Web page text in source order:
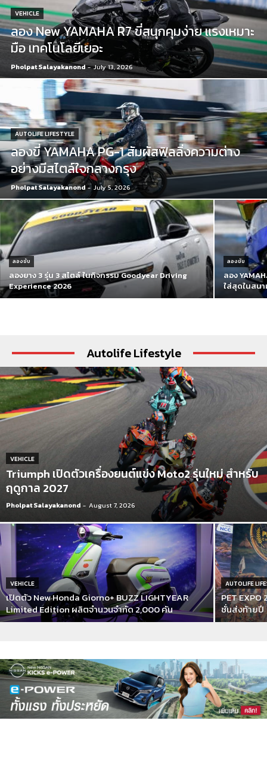
VEHICLE
ลอง New YAMAHA R7 ขี่สนุกคุมง่าย แรงเหมาะ
มือ เทคโนโลยีเยอะ
Pholpat Salayakanond - July 13, 2026
AUTOLIFE LIFESTYLE
ลองขี่ YAMAHA PG-1 สัมผัสฟิลลิ่งความต่าง
อย่างมีสไตล์ใจกลางกรุง
Pholpat Salayakanond - July 5, 2026
ลองขับ
ลองยาง 3 รุ่น 3 สไตล์ ในกิจกรรม Goodyear Driving
Experience 2026
ลองขับ
ลอง
ใส่สุดในสน
Autolife Lifestyle
VEHICLE
Triumph เปิดตัวเครื่องยนต์แข่ง Moto2 รุ่นใหม่ สำหรับ
ฤดูกาล 2027
Pholpat Salayakanond - August 7, 2026
VEHICLE
เปิดตัว New Honda Giorno+ BUZZ LIGHTYEAR
Limited Edition ผลิตจำนวนจำกัด 2,000 คัน
AUTOLIFE
PET
ชั่นส่งท้ายปี